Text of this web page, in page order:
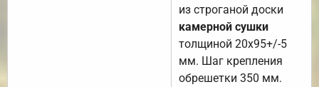
из строганой доски
камерной сушки
толщиной 20х95+/-5
мм. Шаг крепления
обрешетки 350 мм.